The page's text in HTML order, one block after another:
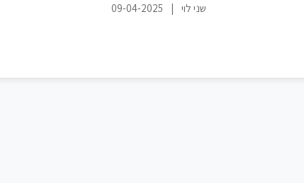
שני לוי |
09-04-2025